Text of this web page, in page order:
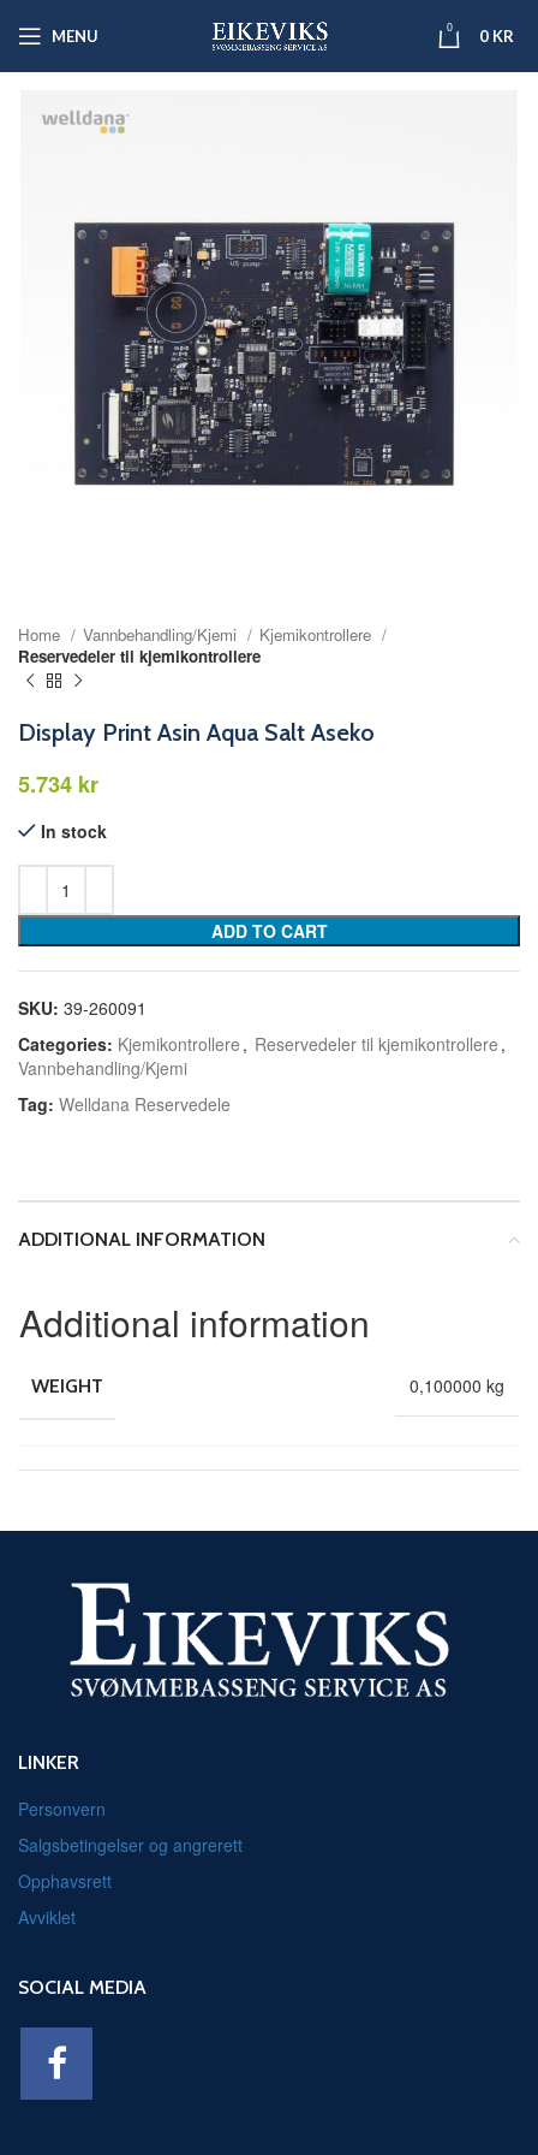
MENU 0 0 KR
Home Vannbehandling/Kjemi
Kjemikontrollere
Reservedeler til kjemikontrollere
Display Print Asin Aqua Salt Aseko
kr
In stock
ADD TO CART
SKU: 39-260091
Categories: Kjemikontrollere , Reservedeler til kjemikontrollere ,
Vannbehandling/Kjemi
Tag: Welldana Reservedele
ADDITIONAL INFORMATION
Additional information
WEIGHT 0,100000 kg
LINKER
Personvern
Salgsbetingelser og angrerett
Opphavsrett
Avviklet
SOCIAL MEDIA